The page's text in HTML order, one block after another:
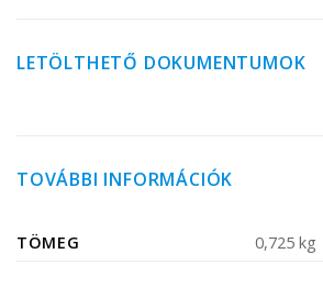
LETÖLTHETŐ DOKUMENTUMOK
TOVÁBBI INFORMÁCIÓK
TÖMEG 0,725 kg